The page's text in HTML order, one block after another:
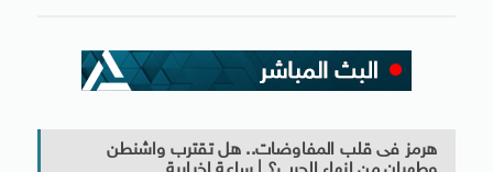
هرمز فى قلب المفاوضات.. هل تقترب واشنطن